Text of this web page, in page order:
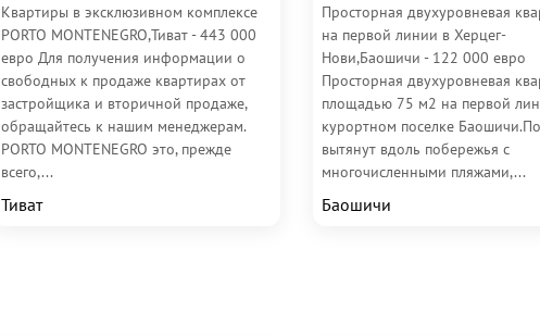
Квартиры в эксклюзивном комплексе
PORTO MONTENEGRO,Тиват - 443 000
евро Для получения информации о
свободных к продаже квартирах от
застройщика и вторичной продаже,
обращайтесь к нашим менеджерам.
PORTO MONTENEGRO это, прежде
всего,...
Тиват
Просторная двухуровневая
на первой линии в Херцег-
Нови,Баошичи - 122 000 евро
Просторная двухуровневая
площадью 75 м2 на первой
курортном поселке
вытянут вдоль побережья с
многочисленными пляжами,...
Баошичи